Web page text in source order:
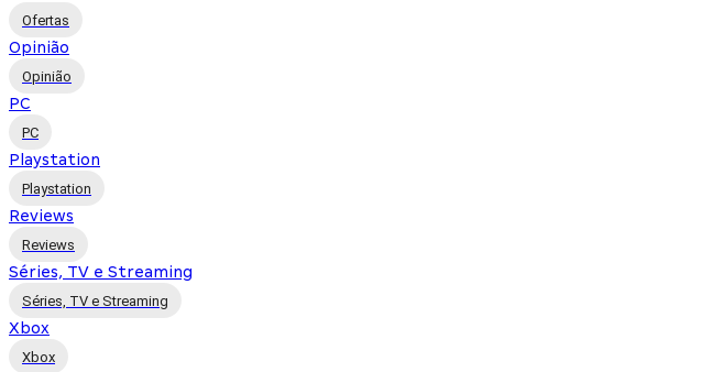
Ofertas
Opinião
Opinião
PC
PC
Playstation
Playstation
Reviews
Reviews
Séries, TV e Streaming
Séries, TV e Streaming
Xbox
Xbox